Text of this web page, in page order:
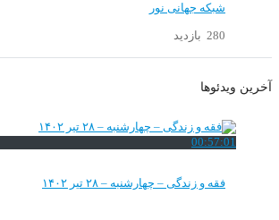
شبکه جهانی نور
280 بازدید
آخرین ویدئوها
00:57:01
فقه و زندگی – چهارشنبه – ۲۸ تیر ۱۴۰۲